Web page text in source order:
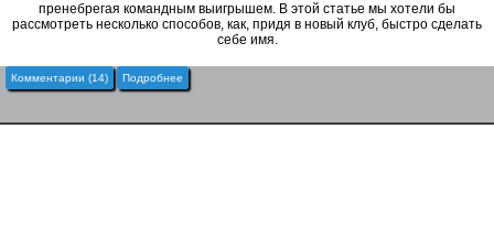
пренебрегая командным выигрышем. В этой статье мы хотели бы
рассмотреть несколько способов, как, придя в новый клуб, быстро сделать
себе имя.
Комментарии (14) Подробнее